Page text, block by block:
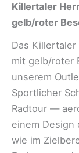
Killertaler
gelb/roter
Das Killertaler
mit gelb/roter
unserem
Sportlicher
Radtour —
einem Design
wie im